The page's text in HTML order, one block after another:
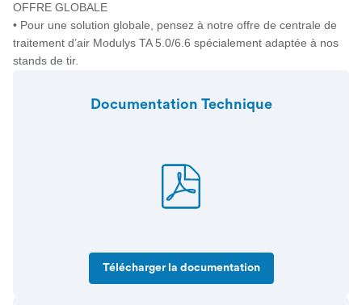
OFFRE GLOBALE
• Pour une solution globale, pensez à notre offre de centrale de
traitement d’air Modulys TA 5.0/6.6 spécialement adaptée à nos
stands de tir.
Documentation Technique
Télécharger la documentation